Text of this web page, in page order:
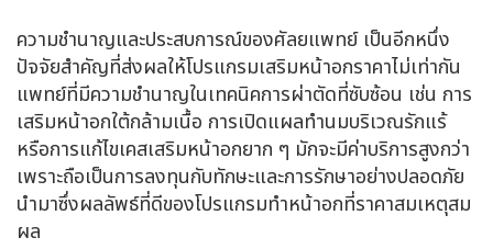
ความชำนาญและประสบการณ์ของศัลยแพทย์ เป็นอีกหนึ่ง
ปัจจัยสำคัญที่ส่งผลให้โปรแกรมเสริมหน้าอกราคาไม่เท่ากัน
แพทย์ที่มีความชำนาญในเทคนิคการผ่าตัดที่ซับซ้อน เช่น การ
เสริมหน้าอกใต้กล้ามเนื้อ การเปิดแผลทำนมบริเวณรักแร้
หรือการแก้ไขเคสเสริมหน้าอกยาก ๆ มักจะมีค่าบริการสูงกว่า
เพราะถือเป็นการลงทุนกับทักษะและการรักษาอย่างปลอดภัย
นำมาซึ่งผลลัพธ์ที่ดีของโปรแกรมทำหน้าอกที่ราคาสมเหตุสม
ผล